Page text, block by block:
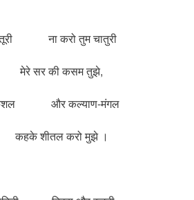
चतूरी ना करो तुम चातुरी
सर की कसम तुझे,
कुशल और कल्याण-मंगल
शीतल करो मुझे ।